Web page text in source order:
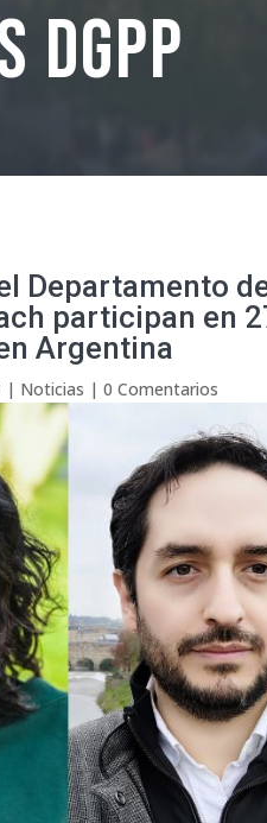
Departamento
participan en
Argentina
| Noticias |0 Comentarios